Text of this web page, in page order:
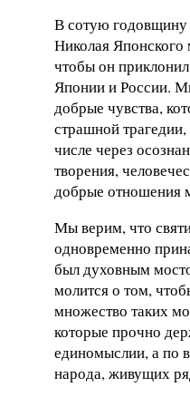
В сотую годовщину
Николая
чтобы он
Японии и России.
добрые чувства,
страшной
числе через
творения,
добрые отношения
Мы верим, что
одновременно
был духовным
молится о том,
множество таких
которые прочно
единомыслии, а по
народа, живущих